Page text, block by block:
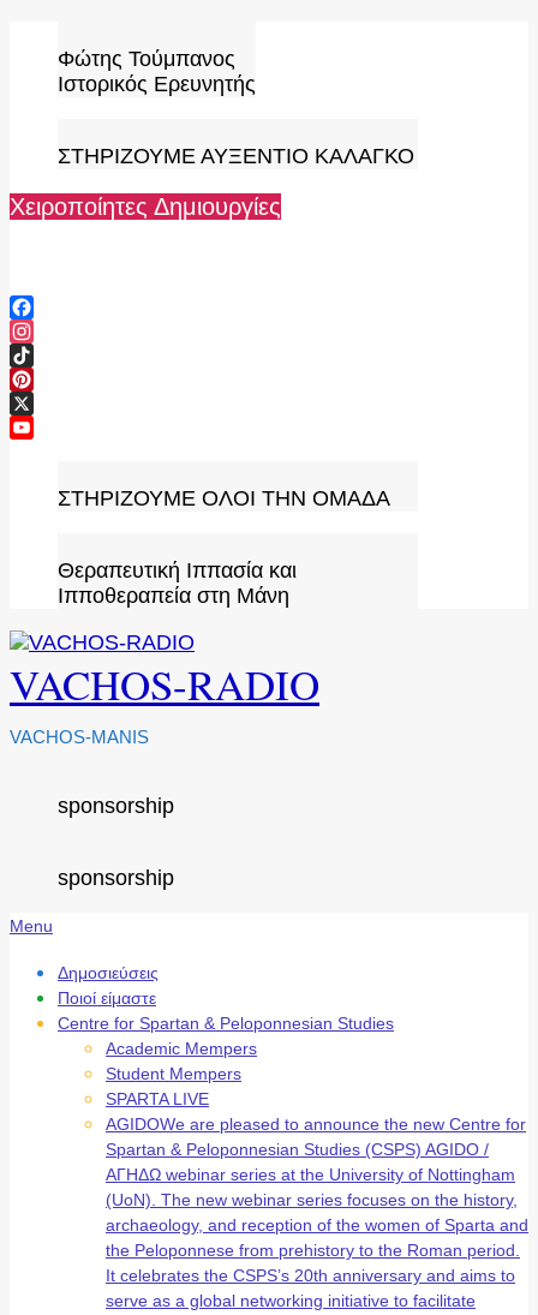
content
Φώτης Τούμπανος
Ιστορικός Ερευνητής
ΣΤΗΡΙΖΟΥΜΕ ΑΥΞΕΝΤΙΟ ΚΑΛΑΓΚΟ
Χειροποίητες Δημιουργίες
Facebook
Instagram
TikTok
Pinterest
X
ΣΤΗΡΙΖΟΥΜΕ ΟΛΟΙ ΤΗΝ ΟΜΑΔΑ
Θεραπευτική Ιππασία και
Ιπποθεραπεία στη Μάνη
VACHOS-RADIO
VACHOS-MANIS
sponsorship
sponsorship
Secondary
Menu
Menu
Δημοσιεύσεις
Ποιοί είμαστε
Centre for Spartan & Peloponnesian Studies
Academic Mempers
Student Mempers
SPARTA LIVE
AGIDOWe are pleased to announce the new Centre for
Spartan & Peloponnesian Studies (CSPS) AGIDO /
ΑΓΗΔΩ webinar series at the University of Nottingham
(UoN). The new webinar series focuses on the history,
archaeology, and reception of the women of Sparta and
the Peloponnese from prehistory to the Roman period.
It celebrates the CSPS’s 20th anniversary and aims to
serve as a global networking initiative to facilitate